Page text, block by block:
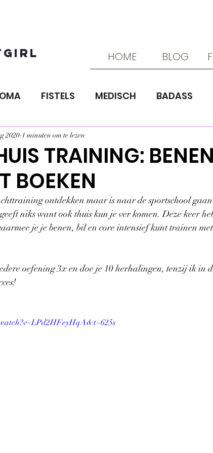
HOME BLOG
FISTELS MEDISCH BADASS
ZIEKTE VAN CROHN
TRAINING LIEFDE ENZO
TRAINING:
BOEKEN
2020 1 minuten om te lezen
ontdekken maar is naar de sportschool gaan
niks want ook thuis kun je ver komen. Deze keer
je je benen, bil en core intensief kunt trainen
oefening 3x en doe je 10 herhalingen, tenzij ik in